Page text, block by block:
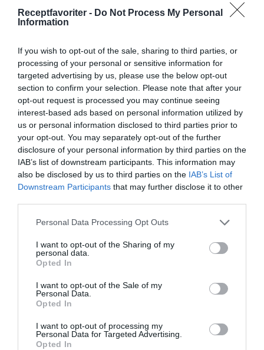
Receptfavoriter - Do Not Process My Personal
Information
If you wish to opt-out of the sale, sharing to third parties, or
processing of your personal or sensitive information for
targeted advertising by us, please use the below opt-out
section to confirm your selection. Please note that after your
opt-out request is processed you may continue seeing
interest-based ads based on personal information utilized by
us or personal information disclosed to third parties prior to
your opt-out. You may separately opt-out of the further
disclosure of your personal information by third parties on the
IAB’s list of downstream participants. This information may
also be disclosed by us to third parties on the IAB’s List of
Downstream Participants that may further disclose it to other
Personal Data Processing Opt Outs
I want to opt-out of the Sharing of my
personal data.
Opted In
I want to opt-out of the Sale of my
Personal Data.
Opted In
I want to opt-out of processing my
Personal Data for Targeted Advertising.
Opted In
Medel: 3.7 12röster)
Uppskattat näringsvärde per portion:
102 kcal
Publicerat:2020-01-12,Uppdaterat:2021-01-02
Författare:Henrik
Mattsson
Jag är matskribent samt kock
Måltidsvetenskap från
restauranghögskolan i Grythyttan. På denna sida
smaker - noviser som hemmakockar. Alla recept
har jag provlagat, skrivit och fotat så att du ska
om mig.